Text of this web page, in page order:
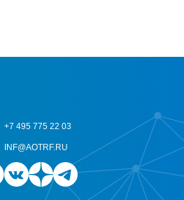
+7 495 775 22 03
INF@AOTRF.RU